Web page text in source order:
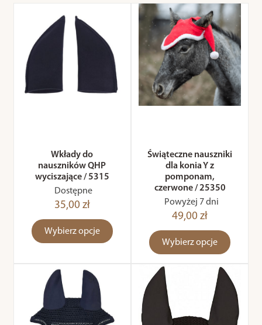
Wkłady do
nauszników QHP
wyciszające / 5315
Dostępne
35,00 zł
Wybierz opcje
Świąteczne nauszniki
dla konia Y z
pomponam,
czerwone / 25350
Powyżej 7 dni
49,00 zł
Wybierz opcje